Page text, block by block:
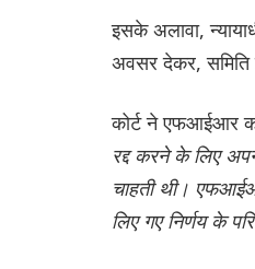
इसके अलावा,
अवसर देकर, समिति
कोर्ट ने एफआईआर
रद्द करने के लिए
चाहती थी।
लिए गए निर्णय के